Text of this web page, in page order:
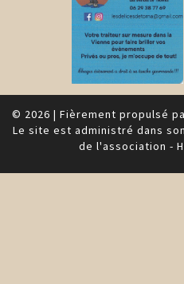
© 2026 | Fièrement propulsé
Le site est administré dans
de l'association -